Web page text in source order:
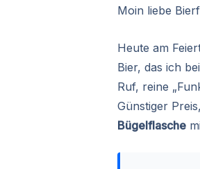
Moin liebe
Heute am
Bier, das ich
Ruf, reine
Günstiger
Bügelflasche